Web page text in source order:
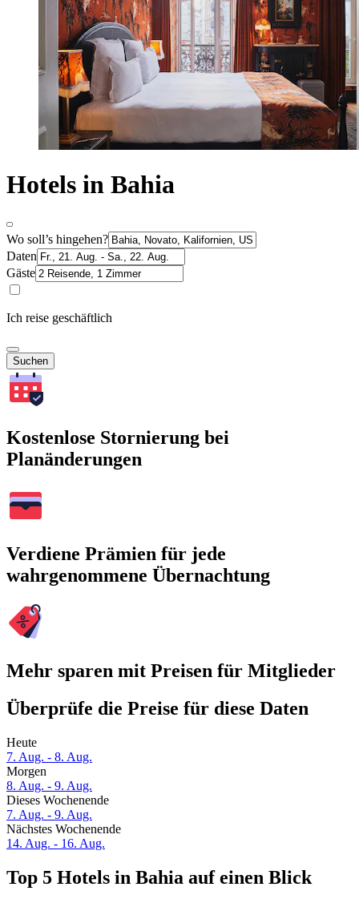
Hotels in Bahia
Wo soll’s hingehen?
Daten
Gäste
Ich reise geschäftlich
Suchen
Kostenlose Stornierung bei
Planänderungen
Verdiene Prämien für jede
wahrgenommene Übernachtung
Mehr sparen mit Preisen für Mitglieder
Überprüfe die Preise für diese Daten
Heute
7. Aug. - 8. Aug.
Morgen
8. Aug. - 9. Aug.
Dieses Wochenende
7. Aug. - 9. Aug.
Nächstes Wochenende
14. Aug. - 16. Aug.
Top 5 Hotels in Bahia auf einen Blick